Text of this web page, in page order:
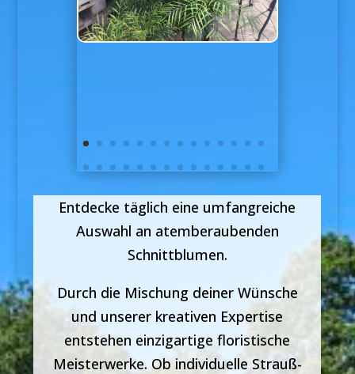
Entdecke täglich eine umfangreiche
Auswahl an atemberaubenden
Schnittblumen.
Durch die Mischung deiner Wünsche
und unserer kreativen Expertise
entstehen einzigartige floristische
Meisterwerke. Ob individuelle Strauß-